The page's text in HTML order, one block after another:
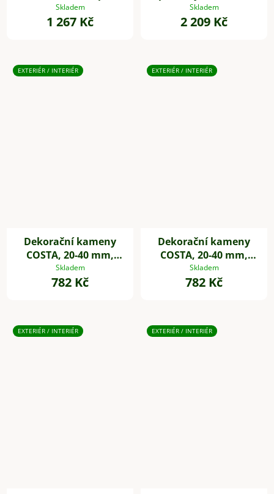
výška 54 cm, béžová
Skladem
1 267 Kč
zelená
Skladem
2 209 Kč
EXTERIÉR / INTERIÉR
Dekorační kameny
COSTA, 20-40 mm,
plast, bílá
Skladem
782 Kč
EXTERIÉR / INTERIÉR
Dekorační kameny
COSTA, 20-40 mm,
plast, černá
Skladem
782 Kč
EXTERIÉR / INTERIÉR EXTERIÉR / INTERIÉR